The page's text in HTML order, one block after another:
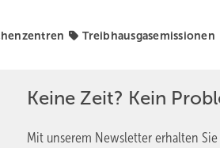
Treibhausgasemissionen
Keine Zeit? Kein
Mit unserem Newsletter erhalten